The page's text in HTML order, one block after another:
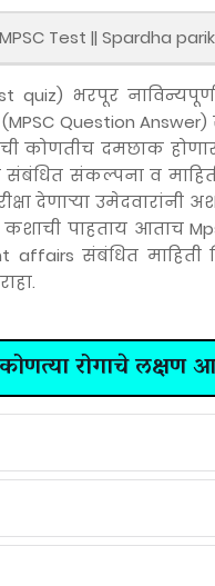
Test || Spardha
quiz) भरपूर
Question
कोणतीच दमछाक होणार
संबंधित संकल्पना व
देणाऱ्या उमेदवारांनी
पाहताय आताच
affairs संबंधित माहिती
रोगाचे लक्षण